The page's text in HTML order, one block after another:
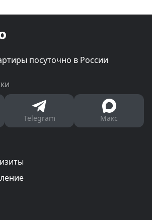
посуточно в России
Telegram Макс